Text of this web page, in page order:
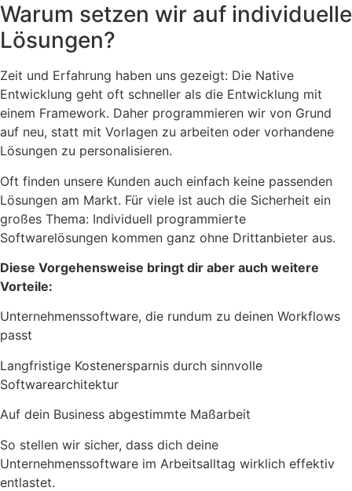
Warum setzen wir auf individuelle
Lösungen?
Zeit und Erfahrung haben uns gezeigt: Die Native
Entwicklung geht oft schneller als die Entwicklung mit
einem Framework. Daher programmieren wir von Grund
auf neu, statt mit Vorlagen zu arbeiten oder vorhandene
Lösungen zu personalisieren.
Oft finden unsere Kunden auch einfach keine passenden
Lösungen am Markt. Für viele ist auch die Sicherheit ein
großes Thema: Individuell programmierte
Softwarelösungen kommen ganz ohne Drittanbieter aus.
Diese Vorgehensweise bringt dir aber auch weitere
Vorteile:
Unternehmenssoftware, die rundum zu deinen Workflows
passt
Langfristige Kostenersparnis durch sinnvolle
Softwarearchitektur
Auf dein Business abgestimmte Maßarbeit
So stellen wir sicher, dass dich deine
Unternehmenssoftware im Arbeitsalltag wirklich effektiv
entlastet.